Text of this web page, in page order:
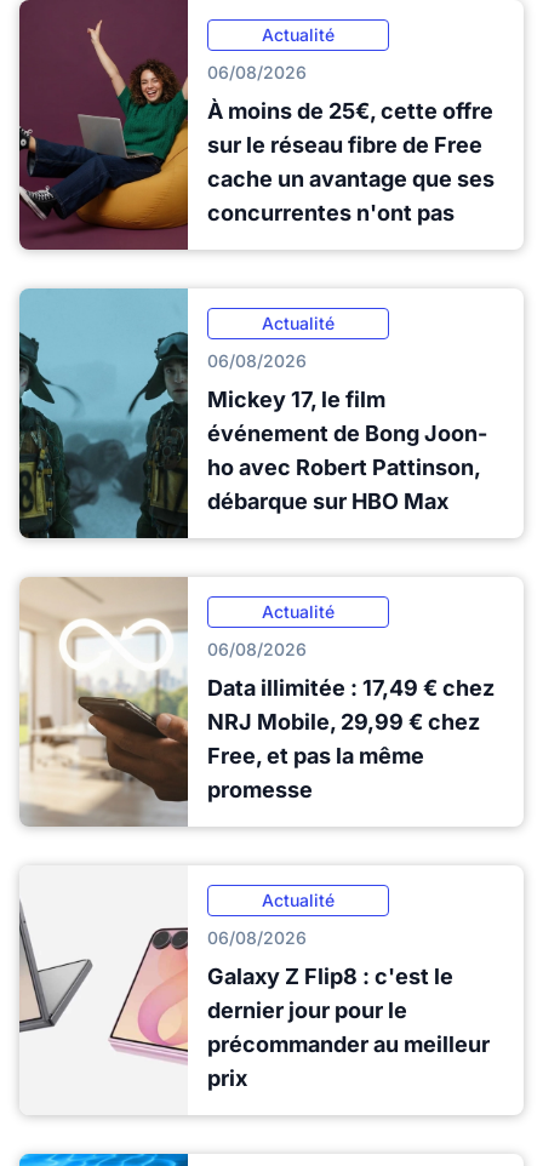
Actualité
06/08/2026
À moins de 25€, cette offre
sur le réseau fibre de Free
cache un avantage que ses
concurrentes n'ont pas
Actualité
06/08/2026
Mickey 17, le film
événement de Bong Joon-
ho avec Robert Pattinson,
débarque sur HBO Max
Actualité
06/08/2026
Data illimitée : 17,49 € chez
NRJ Mobile, 29,99 € chez
Free, et pas la même
promesse
Actualité
06/08/2026
Galaxy Z Flip8 : c'est le
dernier jour pour le
précommander au meilleur
prix